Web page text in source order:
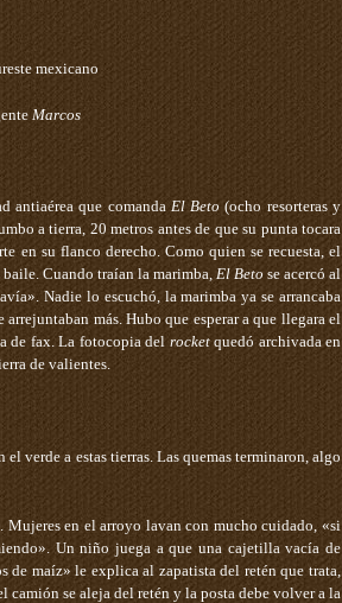
mexicano
Marcos
antiaérea que comanda El Beto (ocho resorteras y
a tierra, 20 metros antes de que su punta tocara
en su flanco derecho. Como quien se recuesta, el
Cuando traían la marimba,El Beto se acercó al
Nadie lo escuchó, la marimba ya se arrancaba
más. Hubo que esperar a que llegara el
de fax. La fotocopia del rocketquedó archivada en
de valientes.
verde a estas tierras. Las quemas terminaron, algo
Mujeres en el arroyo lavan con mucho cuidado, «si
Un niño juega a que una cajetilla vacía de
de maíz» le explica al zapatista del retén que trata,
camión se aleja del retén y la posta debe volver a la